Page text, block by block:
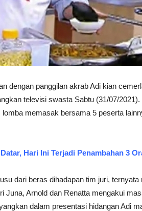
dengan panggilan akrab Adi kian
televisi swasta Sabtu (31/07/
memasak bersama 5 peserta
Hari Ini Terjadi Penambahan 3
dari beras dihadapan tim juri, ternyata
Juna, Arnold dan Renatta mengakui
dalam presentasi hidangan Adi